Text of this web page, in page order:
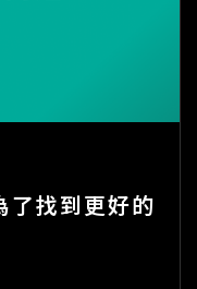
了找到更好的